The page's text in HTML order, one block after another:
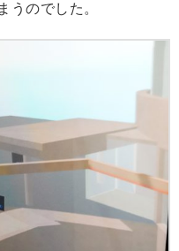
うのでした。